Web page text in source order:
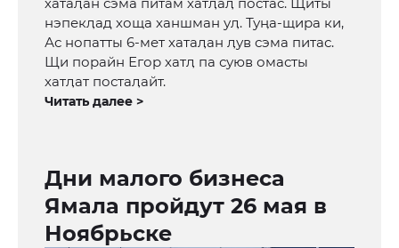
нэпекӆад хоща ханшман уӆ. Туӊа-щира ки,
Ас нопатты 6-мет хатаӆан ӆув сэма питас.
Щи порайн Егор хатӆ па суюв омасты
хатӆат постаӆайт.
Читать далее >
Дни малого бизнеса
Ямала пройдут 26 мая в
Ноябрьске